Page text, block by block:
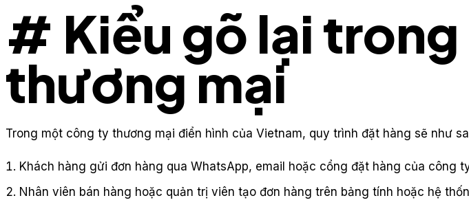
# Kiểu gõ lại
thương mại
Trong một công ty thương mại điển hình của Vietnam, quy trình đặt hàng sẽ như
Khách hàng gửi đơn hàng qua WhatsApp, email hoặc cổng đặt hàng của công
Nhân viên bán hàng hoặc quản trị viên tạo đơn hàng trên bảng tính hoặc hệ